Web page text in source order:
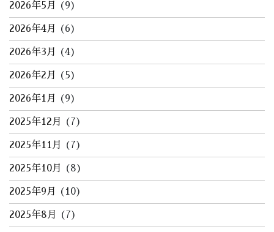
2026年5月 (9)
2026年4月 (6)
2026年3月 (4)
2026年2月 (5)
2026年1月 (9)
2025年12月 (7)
2025年11月 (7)
2025年10月 (8)
2025年9月 (10)
2025年8月 (7)